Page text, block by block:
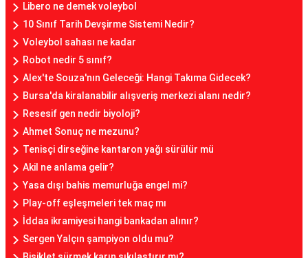
Libero ne demek voleybol
10 Sınıf Tarih Devşirme Sistemi Nedir?
Voleybol sahası ne kadar
Robot nedir 5 sınıf?
Alex'te Souza'nın Geleceği: Hangi Takıma Gidecek?
Bursa'da kiralanabilir alışveriş merkezi alanı nedir?
Resesif gen nedir biyoloji?
Ahmet Sonuç ne mezunu?
Tenisçi dirseğine kantaron yağı sürülür mü
Akil ne anlama gelir?
Yasa dışı bahis memurluğa engel mi?
Play-off eşleşmeleri tek maç mı
İddaa ikramiyesi hangi bankadan alınır?
Sergen Yalçın şampiyon oldu mu?